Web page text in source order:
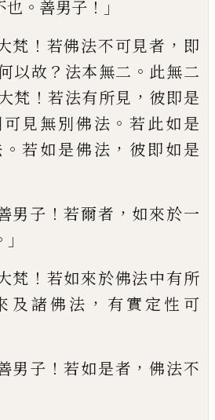
也 。 善男子 ！」
梵 ！ 若佛法不可見者 ， 即
以故 ？ 法本無二 。 此無二
梵 ！若法有所見 ， 彼即是
見無別佛法 。若此如是
。若如是佛法 ， 彼即如是
男子 ！若爾者 ， 如來於一
」
梵 ！ 若如來於佛法中有所
及諸佛 法 ， 有實定性可
男子 ！若如是者 ，佛法不